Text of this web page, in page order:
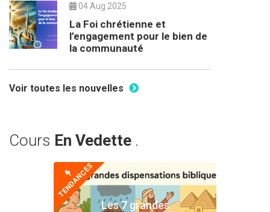
04 Aug 2025
La Foi chrétienne et
l’engagement pour le bien de
la communauté
Voir toutes les nouvelles
Cours En Vedette .
TENDANCES
Les 7 grandes